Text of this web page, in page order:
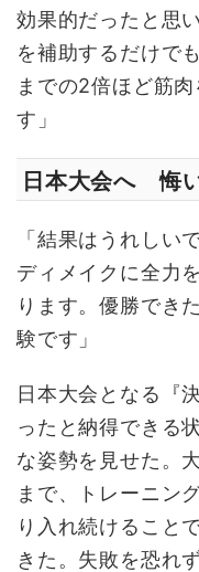
効果的だったと思
を補助するだけで
までの2倍ほど筋
す」
日本大会へ 悔
「結果はうれしい
ディメイクに全力
ります。優勝でき
験です」
日本大会となる『
ったと納得できる
な姿勢を見せた。
まで、トレーニン
り入れ続けること
きた。失敗を恐れ